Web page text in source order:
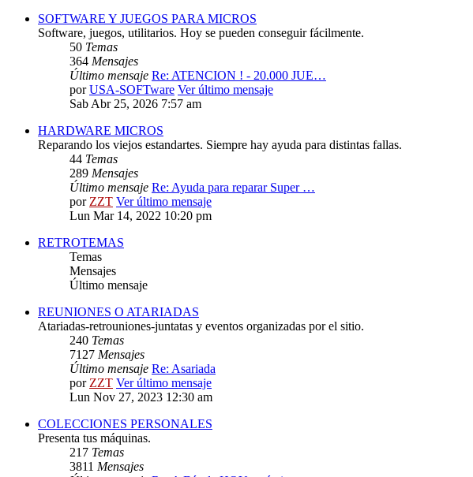
SOFTWARE Y JUEGOS PARA MICROS
Software, juegos, utilitarios. Hoy se pueden conseguir fácilmente.
50 Temas
364 Mensajes
Último mensaje Re: ATENCION ! - 20.000 JUE…
porUSA-SOFTware Ver último mensaje
Sab Abr 25, 2026 7:57 am
HARDWARE MICROS
Reparando los viejos estandartes. Siempre hay ayuda para distintas fallas.
44 Temas
289 Mensajes
Último mensaje Re: Ayuda para reparar Super …
porZZT Ver último mensaje
Lun Mar 14, 2022 10:20 pm
RETROTEMAS
Temas
Mensajes
Último mensaje
REUNIONES O ATARIADAS
Atariadas-retrouniones-juntatas y eventos organizadas por el sitio.
240 Temas
7127 Mensajes
Último mensaje Re: Asariada
porZZT Ver último mensaje
Lun Nov 27, 2023 12:30 am
COLECCIONES PERSONALES
Presenta tus máquinas.
217 Temas
3811 Mensajes